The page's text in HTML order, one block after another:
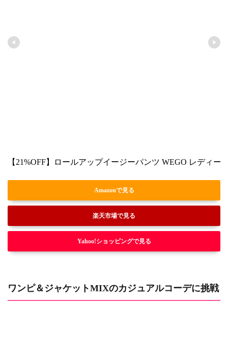
【21%OFF】ロールアップイージーパンツ WEGO レディ
Amazonで見る
楽天市場で見る
Yahoo!ショッピングで見る
ワンピ＆ジャケットMIXのカジュアルコーデに挑戦